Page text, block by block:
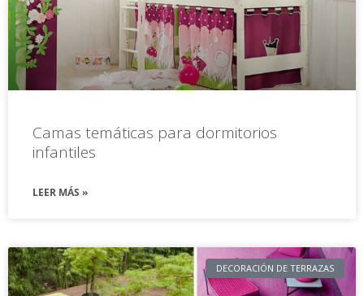
Camas temáticas para dormitorios
infantiles
LEER MÁS »
DECORACIÓN DE TERRAZAS